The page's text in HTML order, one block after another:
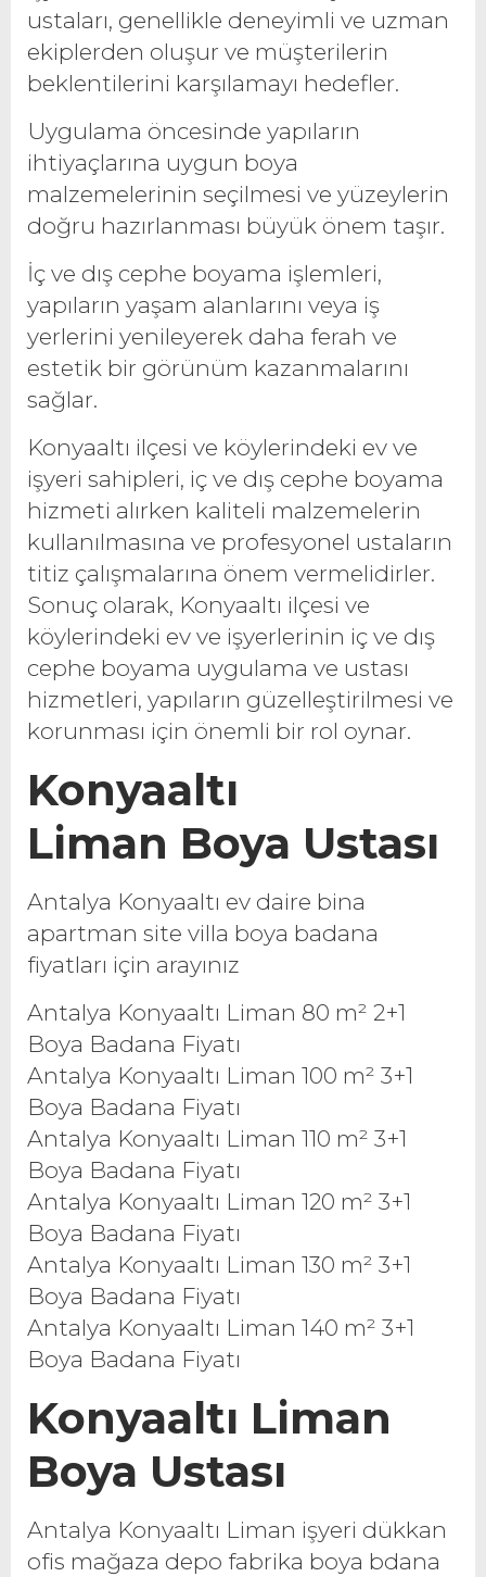
ustaları, genellikle deneyimli ve uzman
ekiplerden oluşur ve müşterilerin
beklentilerini karşılamayı hedefler.
Uygulama öncesinde yapıların
ihtiyaçlarına uygun boya
malzemelerinin seçilmesi ve yüzeylerin
doğru hazırlanması büyük önem taşır.
İç ve dış cephe boyama işlemleri,
yapıların yaşam alanlarını veya iş
yerlerini yenileyerek daha ferah ve
estetik bir görünüm kazanmalarını
sağlar.
Konyaaltı ilçesi ve köylerindeki ev ve
işyeri sahipleri, iç ve dış cephe boyama
hizmeti alırken kaliteli malzemelerin
kullanılmasına ve profesyonel ustaların
titiz çalışmalarına önem vermelidirler.
Sonuç olarak, Konyaaltı ilçesi ve
köylerindeki ev ve işyerlerinin iç ve dış
cephe boyama uygulama ve ustası
hizmetleri, yapıların güzelleştirilmesi ve
korunması için önemli bir rol oynar.
Konyaaltı
Liman Boya Ustası
Antalya Konyaaltı ev daire bina
apartman site villa boya badana
fiyatları için arayınız
Antalya Konyaaltı Liman 80 m² 2+1
Boya Badana Fiyatı
Antalya Konyaaltı Liman 100 m² 3+1
Boya Badana Fiyatı
Antalya Konyaaltı Liman 110 m² 3+1
Boya Badana Fiyatı
Antalya Konyaaltı Liman 120 m² 3+1
Boya Badana Fiyatı
Antalya Konyaaltı Liman 130 m² 3+1
Boya Badana Fiyatı
Antalya Konyaaltı Liman 140 m² 3+1
Boya Badana Fiyatı
Konyaaltı Liman
Boya Ustası
Antalya Konyaaltı Liman işyeri dükkan
ofis mağaza depo fabrika boya bdana